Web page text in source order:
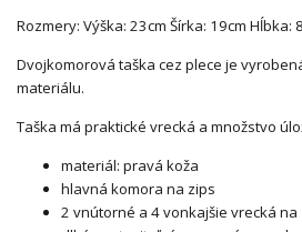
Rozmery: Výška: 23cm Šírka: 19cm Hĺbka:
Dvojkomorová taška cez plece je
materiálu.
Taška má praktické vrecká a množstvo
materiál: pravá koža
hlavná komora na zips
2 vnútorné a 4 vonkajšie vrecká na